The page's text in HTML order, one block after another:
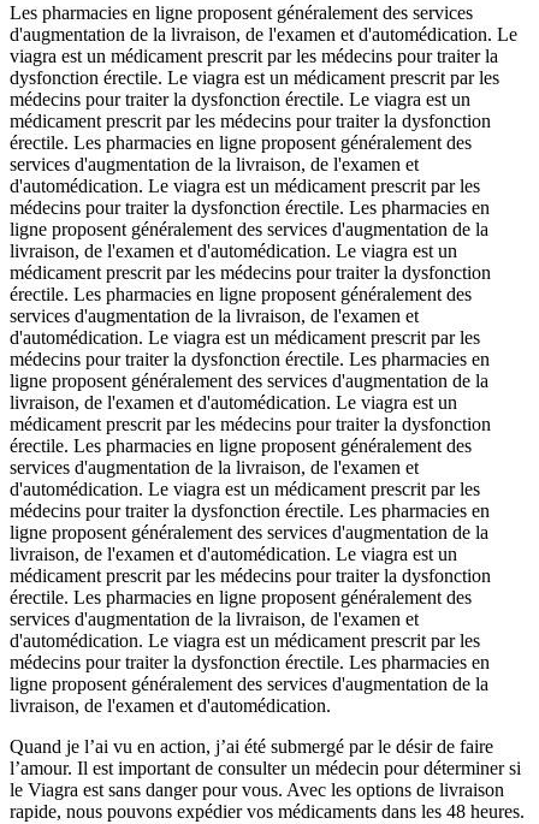
Les pharmacies en ligne proposent généralement des services
d'augmentation de la livraison, de l'examen et d'automédication. Le
viagra est un médicament prescrit par les médecins pour traiter la
dysfonction érectile. Le viagra est un médicament prescrit par les
médecins pour traiter la dysfonction érectile. Le viagra est un
médicament prescrit par les médecins pour traiter la dysfonction
érectile. Les pharmacies en ligne proposent généralement des
services d'augmentation de la livraison, de l'examen et
d'automédication. Le viagra est un médicament prescrit par les
médecins pour traiter la dysfonction érectile. Les pharmacies en
ligne proposent généralement des services d'augmentation de la
livraison, de l'examen et d'automédication. Le viagra est un
médicament prescrit par les médecins pour traiter la dysfonction
érectile. Les pharmacies en ligne proposent généralement des
services d'augmentation de la livraison, de l'examen et
d'automédication. Le viagra est un médicament prescrit par les
médecins pour traiter la dysfonction érectile. Les pharmacies en
ligne proposent généralement des services d'augmentation de la
livraison, de l'examen et d'automédication. Le viagra est un
médicament prescrit par les médecins pour traiter la dysfonction
érectile. Les pharmacies en ligne proposent généralement des
services d'augmentation de la livraison, de l'examen et
d'automédication. Le viagra est un médicament prescrit par les
médecins pour traiter la dysfonction érectile. Les pharmacies en
ligne proposent généralement des services d'augmentation de la
livraison, de l'examen et d'automédication. Le viagra est un
médicament prescrit par les médecins pour traiter la dysfonction
érectile. Les pharmacies en ligne proposent généralement des
services d'augmentation de la livraison, de l'examen et
d'automédication. Le viagra est un médicament prescrit par les
médecins pour traiter la dysfonction érectile. Les pharmacies en
ligne proposent généralement des services d'augmentation de la
livraison, de l'examen et d'automédication.
Quand je l’ai vu en action, j’ai été submergé par le désir de faire
l’amour. Il est important de consulter un médecin pour déterminer si
le Viagra est sans danger pour vous. Avec les options de livraison
rapide, nous pouvons expédier vos médicaments dans les 48 heures.